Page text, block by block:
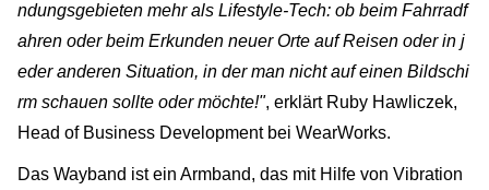
ndungsgebieten mehr als Lifestyle-Tech: ob beim Fahrradf
ahren oder beim Erkunden neuer Orte auf Reisen oder in j
eder anderen Situation, in der man nicht auf einen Bildschi
rm schauen sollte oder möchte!", erklärt Ruby Hawliczek,
Head of Business Development bei WearWorks.
Das Wayband ist ein Armband, das mit Hilfe von Vibration